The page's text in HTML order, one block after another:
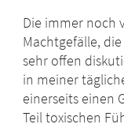
Die immer noch
Machtgefälle,
sehr offen
in meiner
einerseits einen
Teil toxischen